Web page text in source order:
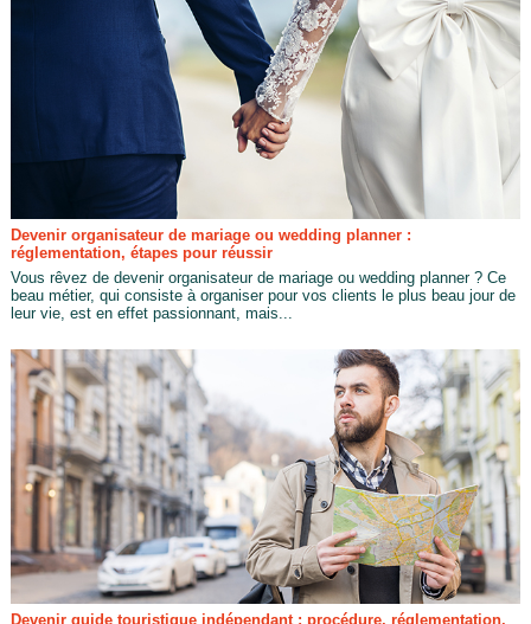
Devenir organisateur de mariage ou wedding planner :
réglementation, étapes pour réussir
Vous rêvez de devenir organisateur de mariage ou wedding planner ? Ce
beau métier, qui consiste à organiser pour vos clients le plus beau jour de
leur vie, est en effet passionnant, mais...
Devenir guide touristique indépendant : procédure, réglementation,